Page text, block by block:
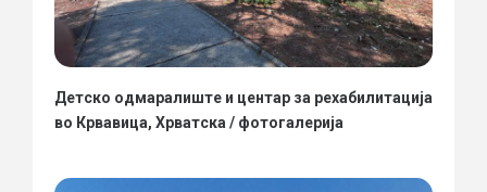
Детско одмаралиште и центар за рехабилитација
во Крвавица, Хрватска / фотогалерија